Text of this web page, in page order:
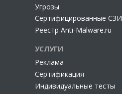
Угрозы
Сертифицированные СЗИ
Реестр Anti-Malware.ru
УСЛУГИ
Реклама
Сертификация
Индивидуальные тесты